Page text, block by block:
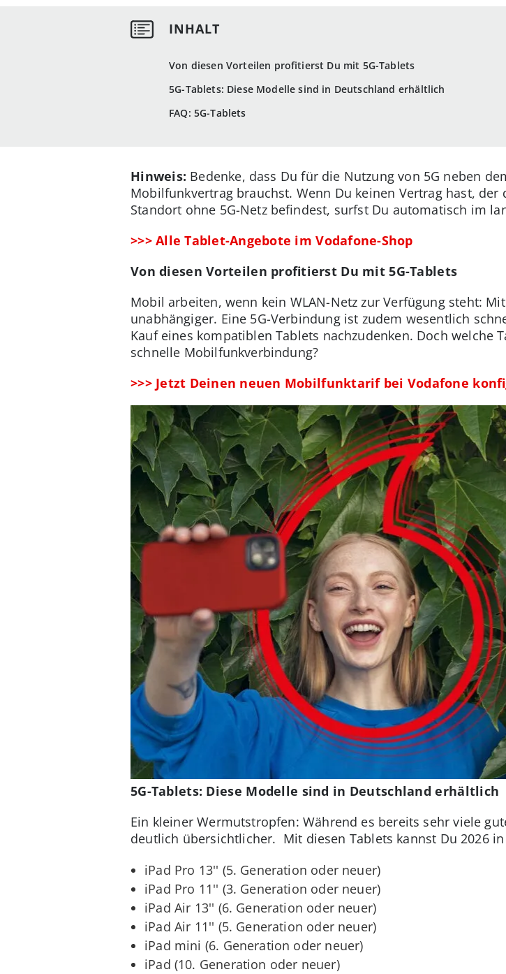
Von diesen Vorteilen profitierst Du mit 5G-Tablets
5G-Tablets: Diese Modelle sind in Deutschland erhältlich
FAQ: 5G-Tablets
Hinweis: Bedenke, dass Du für die Nutzung von 5G neben
Mobilfunkvertrag brauchst. Wenn Du keinen Vertrag hast,
Standort ohne 5G-Netz befindest, surfst Du automatisch im
>>> Alle Tablet-Angebote im Vodafone-Shop
Von diesen Vorteilen profitierst Du mit 5G-Tablets
Mobil arbeiten, wenn kein WLAN-Netz zur Verfügung steht:
unabhängiger. Eine 5G-Verbindung ist zudem wesentlich
Kauf eines kompatiblen Tablets nachzudenken. Doch welche
schnelle Mobilfunkverbindung?
>>> Jetzt Deinen neuen Mobilfunktarif bei Vodafone
5G-Tablets: Diese Modelle sind in Deutschland erhältlich
Ein kleiner Wermutstropfen: Während es bereits sehr viele
deutlich übersichtlicher. Mit diesen Tablets kannst Du 2026
iPad Pro 13'' (5. Generation oder neuer)
iPad Pro 11'' (3. Generation oder neuer)
iPad Air 13'' (6. Generation oder neuer)
iPad Air 11'' (5. Generation oder neuer)
iPad mini (6. Generation oder neuer)
iPad (10. Generation oder neuer)